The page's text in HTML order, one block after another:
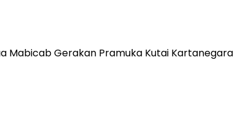
Mabicab Gerakan Pramuka Kutai Kartanegara